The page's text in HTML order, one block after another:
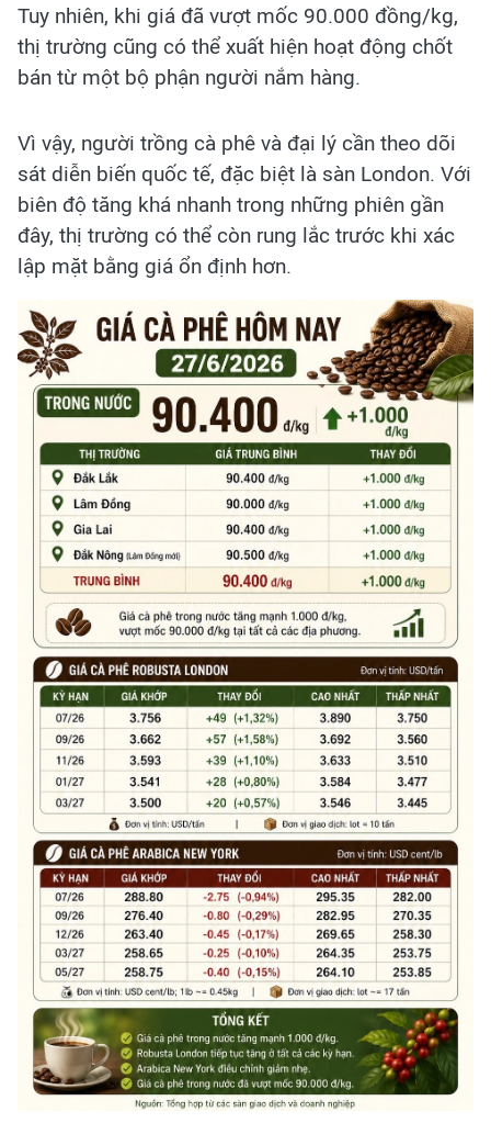
Tuy nhiên, khi giá đã vượt mốc 90.000 đồng/kg,
thị trường cũng có thể xuất hiện hoạt động chốt
bán từ một bộ phận người nắm hàng.
Vì vậy, người trồng cà phê và đại lý cần theo dõi
sát diễn biến quốc tế, đặc biệt là sàn London. Với
biên độ tăng khá nhanh trong những phiên gần
đây, thị trường có thể còn rung lắc trước khi xác
lập mặt bằng giá ổn định hơn.